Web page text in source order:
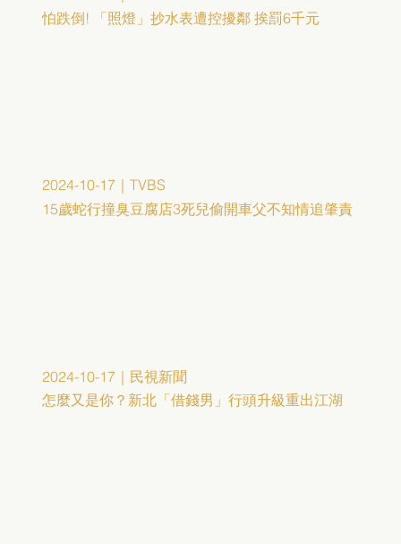
怕跌倒! 「照燈」抄水表遭控擾鄰 挨罰6千元
15歲蛇行撞臭豆腐店3死兒偷開車父不知情追肇責
2024-10-17｜TVBS
怎麼又是你？新北「借錢男」行頭升級重出江湖
2024-10-17｜民視新聞